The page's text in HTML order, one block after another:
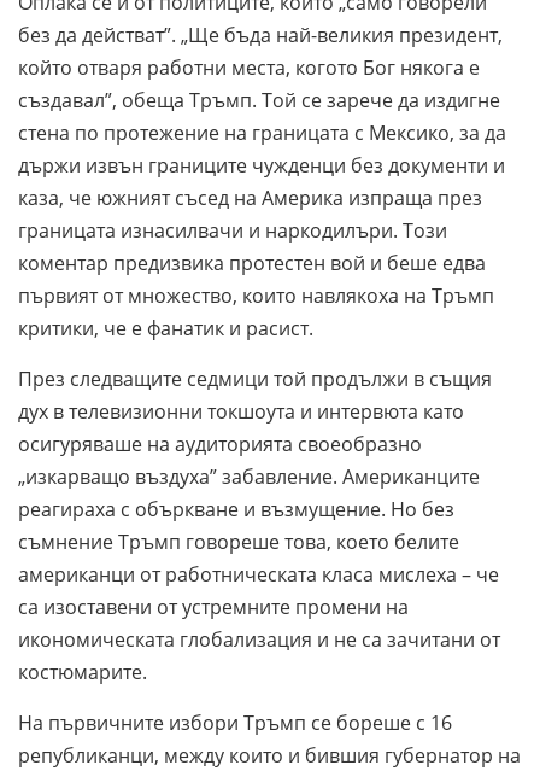
без да действат”. „Ще бъда най-великия президент,
който отваря работни места, когото Бог някога е
създавал”, обеща Тръмп. Той се зарече да издигне
стена по протежение на границата с Мексико, за да
държи извън границите чужденци без документи и
каза, че южният съсед на Америка изпраща през
границата изнасилвачи и наркодилъри. Този
коментар предизвика протестен вой и беше едва
първият от множество, които навлякоха на Тръмп
критики, че е фанатик и расист.
През следващите седмици той продължи в същия
дух в телевизионни токшоута и интервюта като
осигуряваше на аудиторията своеобразно
„изкарващо въздуха” забавление. Американците
реагираха с объркване и възмущение. Но без
съмнение Тръмп говореше това, което белите
американци от работническата класа мислеха – че
са изоставени от устремните промени на
икономическата глобализация и не са зачитани от
костюмарите.
На първичните избори Тръмп се бореше с 16
републиканци, между които и бившия губернатор на